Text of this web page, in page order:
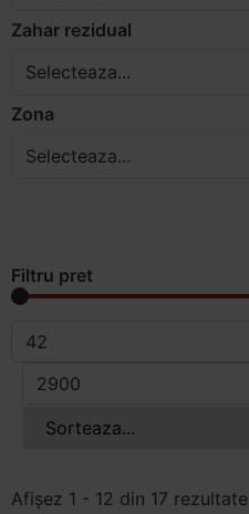
Zahar rezidual
Selecteaza...
Zona
Selecteaza...
Filtru pret
Afișez 1 - 12 din 17 rezultate